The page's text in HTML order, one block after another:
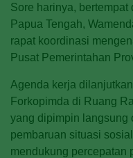
Sore harinya,
Papua Tengah,
rapat koordinasi
Pusat Pemerintahan
Agenda kerja
Forkopimda di Ruang
yang dipimpin langsung
pembaruan situasi
mendukung percepatan